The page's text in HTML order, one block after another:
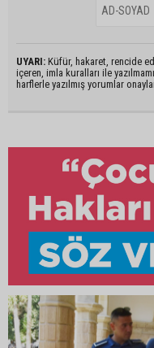
UYARI: Küfür, hakaret, rencide
içeren, imla kuralları ile
harflerle yazılmış yorumlar